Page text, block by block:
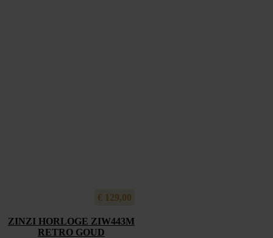
€ 129,00
ZINZI HORLOGE ZIW443M
RETRO GOUD